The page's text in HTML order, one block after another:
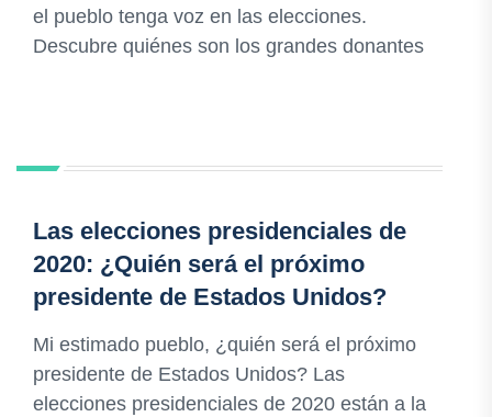
el pueblo tenga voz en las elecciones.
Descubre quiénes son los grandes donantes
Las elecciones presidenciales de
2020: ¿Quién será el próximo
presidente de Estados Unidos?
Mi estimado pueblo, ¿quién será el próximo
presidente de Estados Unidos? Las
elecciones presidenciales de 2020 están a la